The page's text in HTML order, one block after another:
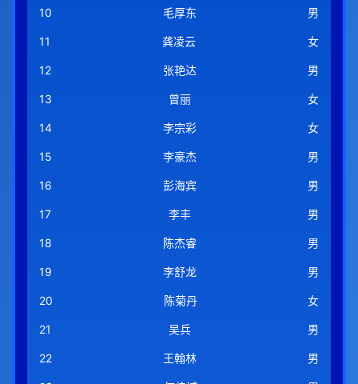
10 毛厚东 男
11 龚凌云 女
12 张艳达 男
13 曾丽 女
14 李宗彩 女
15 李豪杰 男
16 彭海宾 男
17 李丰 男
18 陈杰睿 男
19 李舒龙 男
20 陈菊丹 女
21 吴兵 男
22 王翰林 男